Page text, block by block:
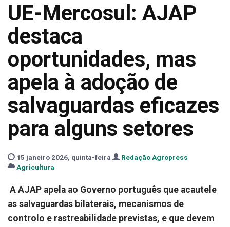
UE-Mercosul: AJAP
destaca
oportunidades, mas
apela à adoção de
salvaguardas eficazes
para alguns setores
15 janeiro 2026, quinta-feira
Redação Agropress
Agricultura
A AJAP apela ao Governo português que acautele
as salvaguardas bilaterais, mecanismos de
controlo e rastreabilidade previstas, e que devem